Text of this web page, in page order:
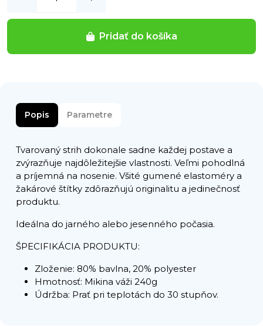
Pridať do košíka
Popis Parametre
Tvarovaný strih dokonale sadne každej postave a
zvýrazňuje najdôležitejšie vlastnosti. Veľmi pohodlná
a príjemná na nosenie. Všité gumené elastoméry a
žakárové štítky zdôrazňujú originalitu a jedinečnosť
produktu.
Ideálna do jarného alebo jesenného počasia.
ŠPECIFIKÁCIA PRODUKTU:
Zloženie: 80% bavlna, 20% polyester
Hmotnosť: Mikina váži 240g
Údržba: Prať pri teplotách do 30 stupňov.